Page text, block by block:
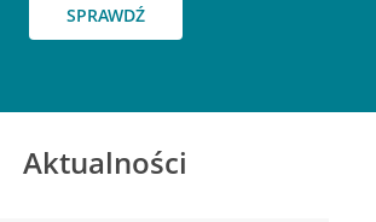
SPRAWDŹ
Aktualności